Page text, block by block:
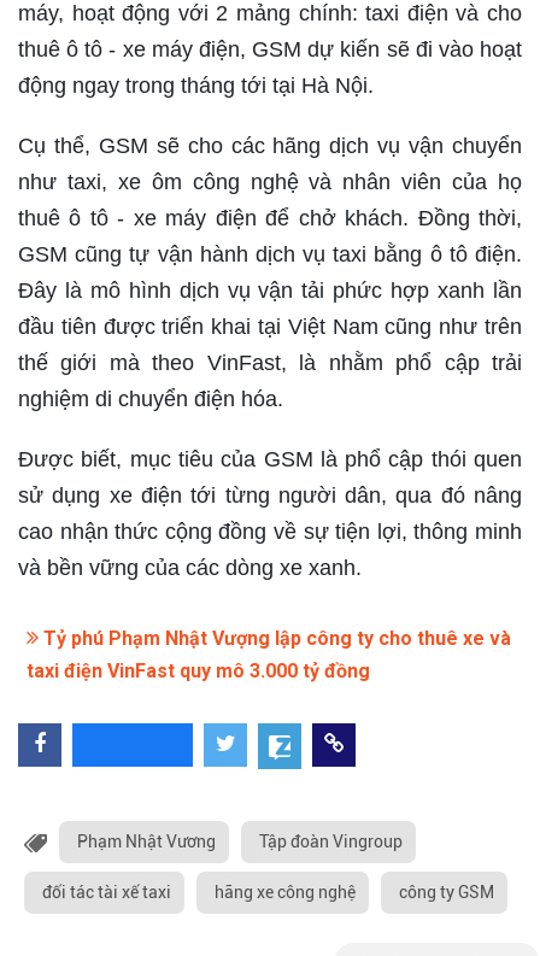
máy, hoạt động với 2 mảng chính: taxi điện và cho
thuê ô tô - xe máy điện, GSM dự kiến sẽ đi vào hoạt
động ngay trong tháng tới tại Hà Nội.
Cụ thể, GSM sẽ cho các hãng dịch vụ vận chuyển
như taxi, xe ôm công nghệ và nhân viên của họ
thuê ô tô - xe máy điện để chở khách. Đồng thời,
GSM cũng tự vận hành dịch vụ taxi bằng ô tô điện.
Đây là mô hình dịch vụ vận tải phức hợp xanh lần
đầu tiên được triển khai tại Việt Nam cũng như trên
thế giới mà theo VinFast, là nhằm phổ cập trải
nghiệm di chuyển điện hóa.
Được biết, mục tiêu của GSM là phổ cập thói quen
sử dụng xe điện tới từng người dân, qua đó nâng
cao nhận thức cộng đồng về sự tiện lợi, thông minh
và bền vững của các dòng xe xanh.
Tỷ phú Phạm Nhật Vượng lập công ty cho thuê xe và
taxi điện VinFast quy mô 3.000 tỷ đồng
Phạm Nhật Vương Tập đoàn Vingroup
đối tác tài xế taxi hãng xe công nghệ công ty GSM